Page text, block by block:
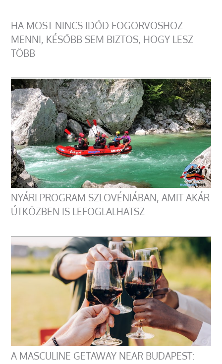
HA MOST NINCS IDŐD FOGORVOSHOZ
MENNI, KÉSŐBB SEM BIZTOS, HOGY LESZ
TÖBB
NYÁRI PROGRAM SZLOVÉNIÁBAN, AMIT AKÁR
ÚTKÖZBEN IS LEFOGLALHATSZ
A MASCULINE GETAWAY NEAR BUDAPEST: